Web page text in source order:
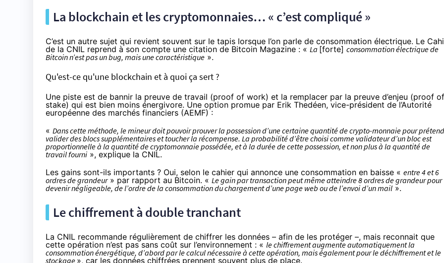
La blockchain et les cryptomonnaies… « c’est compliqué »
C’est un autre sujet qui revient souvent sur le tapis lorsque l’on parle de consommation électrique. Le
de la CNIL reprend à son compte une citation de Bitcoin Magazine : « La [forte] consommation électrique de
Bitcoin n’est pas un bug, mais une caractéristique ».
Qu'est-ce qu'une blockchain et à quoi ça sert ?
Une piste est de bannir la preuve de travail (proof of work) et la remplacer par la preuve d’enjeu (proof of
stake) qui est bien moins énergivore. Une option promue par Erik Thedéen, vice-président de l’Autorité
européenne des marchés financiers (AEMF) :
« Dans cette méthode, le mineur doit pouvoir prouver la possession d’une certaine quantité de crypto-monnaie pour
valider des blocs supplémentaires et toucher la récompense. La probabilité d’être choisi comme validateur d’un bloc est
proportionnelle à la quantité de cryptomonnaie possédée, et à la durée de cette possession, et non plus à la quantité de
travail fourni », explique la CNIL.
Les gains sont-ils importants ? Oui, selon le cahier qui annonce une consommation en baisse « entre 4 et 6
ordres de grandeur» par rapport au Bitcoin. « Le gain par transaction peut même atteindre 8 ordres de grandeur pour
devenir négligeable, de l’ordre de la consommation du chargement d’une page web ou de l’envoi d’un mail ».
Le chiffrement à double tranchant
La CNIL recommande régulièrement de chiffrer les données – afin de les protéger –, mais reconnait que
cette opération n’est pas sans coût sur l’environnement : « le chiffrement augmente automatiquement la
consommation énergétique, d’abord par le calcul nécessaire à cette opération, mais également pour le déchiffrement et le
stockage », car les données chiffrées prennent souvent plus de place.